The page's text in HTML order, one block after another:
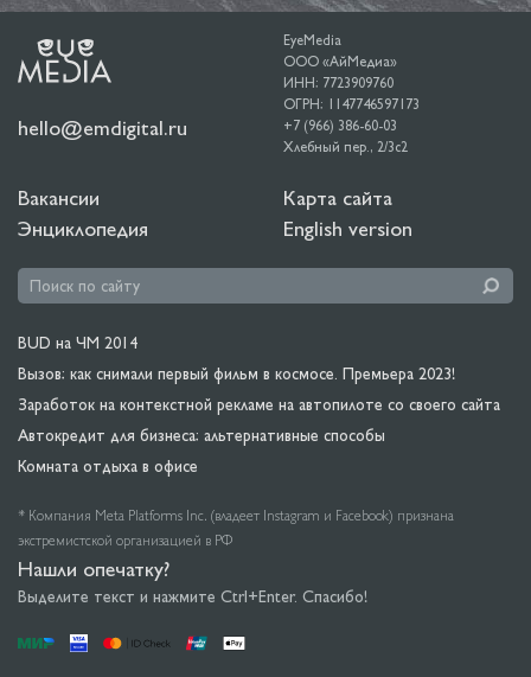
hello@emdigital.ru
EyeMedia
ООО «АйМедиа»
ИНН: 7723909760
ОГРН: 1147746597173
+7 (966) 386-60-03
Хлебный пер., 2/3c2
Вакансии
Энциклопедия
Карта сайта
English version
BUD на ЧМ 2014
Вызов: как снимали первый фильм в космосе. Премьера 2023!
Заработок на контекстной рекламе на автопилоте со своего сайта
Автокредит для бизнеса: альтернативные способы
Комната отдыха в офисе
* Компания Meta Platforms Inc. (владеет Instagram и Facebook) признана
экстремистской организацией в РФ
Нашли опечатку?
Выделите текст и нажмите Ctrl+Enter. Спасибо!